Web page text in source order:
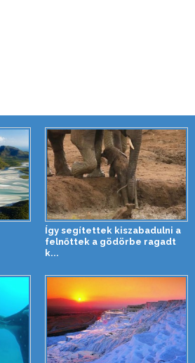
Így segítettek kiszabadulni a
felnőttek a gödörbe ragadt
k...